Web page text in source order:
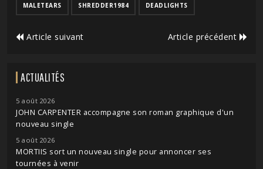
MALETEARS SHREDDER1984 DEADLIGHTS
Article suivant Article précédent
ACTUALITÉS
5 août 2026
JOHN CARPENTER accompagne son roman graphique d'un
nouveau single
5 août 2026
MORTIIS sort un nouveau single pour annoncer ses
tournées à venir